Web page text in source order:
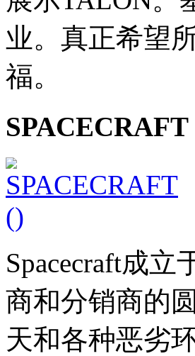
业。真正希望
福。
SPACECRAFT
Spacecraft成
商和分销商的
天和各种恶劣